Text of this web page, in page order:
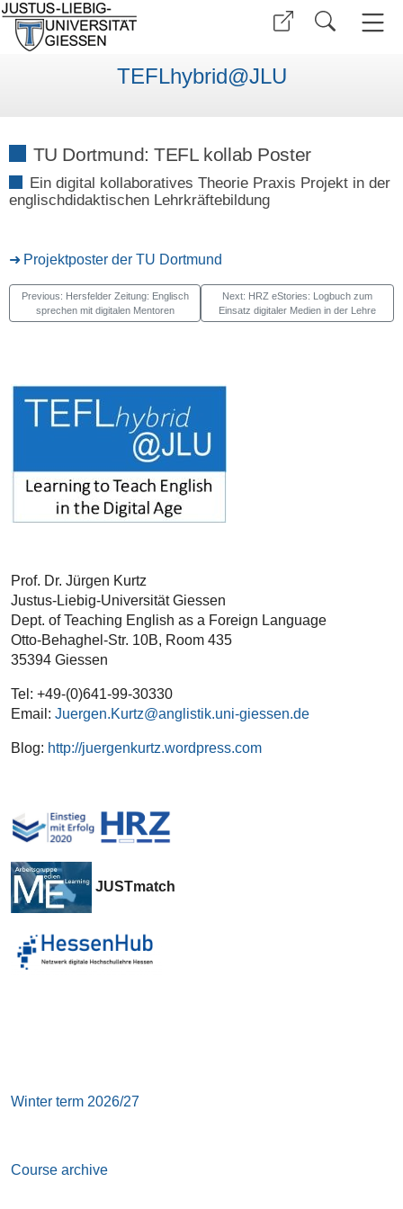
TEFLhybrid@JLU
TU Dortmund: TEFL kollab Poster
Ein digital kollaboratives Theorie Praxis Projekt in der
englischdidaktischen Lehrkräftebildung
Projektposter der TU Dortmund
Previous: Hersfelder Zeitung: Englisch
sprechen mit digitalen Mentoren
Next: HRZ eStories: Logbuch zum
Einsatz digitaler Medien in der Lehre
Prof. Dr. Jürgen Kurtz
Justus-Liebig-Universität Giessen
Dept. of Teaching English as a Foreign Language
Otto-Behaghel-Str. 10B, Room 435
35394 Giessen
Tel: +49-(0)641-99-30330
Email: Juergen.Kurtz@anglistik.uni-giessen.de
Blog: http://juergenkurtz.wordpress.com
JUSTmatch
Winter term 2026/27
Course archive